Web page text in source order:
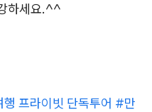
하세요.^^
프라이빗 단독투어 #만